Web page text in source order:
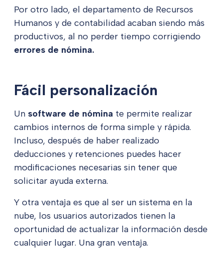
Por otro lado, el departamento de Recursos
Humanos y de contabilidad acaban siendo más
productivos, al no perder tiempo corrigiendo
errores de nómina.
Fácil personalización
Un software de nómina te permite realizar
cambios internos de forma simple y rápida.
Incluso, después de haber realizado
deducciones y retenciones puedes hacer
modificaciones necesarias sin tener que
solicitar ayuda externa.
Y otra ventaja es que al ser un sistema en la
nube, los usuarios autorizados tienen la
oportunidad de actualizar la información desde
cualquier lugar. Una gran ventaja.